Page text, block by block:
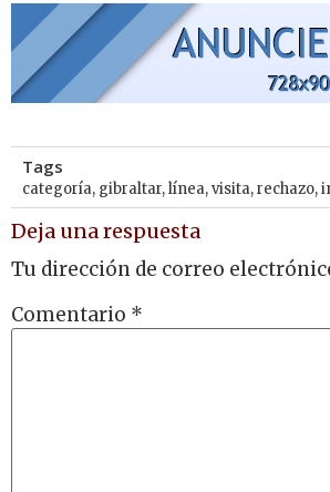
Tags
categoría, gibraltar,línea,visita,rechazo,
Deja una respuesta
Tu dirección de correo
Comentario *